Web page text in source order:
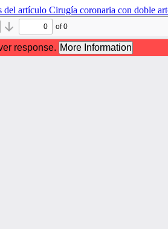
del artículo Cirugía coronaria con doble